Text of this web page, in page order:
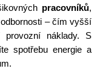
pracovníků,
– čím vyšší
náklady. S
spotřebu energie a